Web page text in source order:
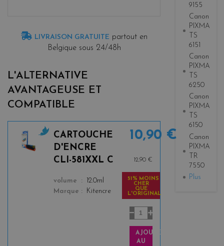
LIVRAISON GRATUITE partout en
Belgique sous 24/48h
L'ALTERNATIVE
AVANTAGEUSE ET
COMPATIBLE
CARTOUCHE
D'ENCRE
CLI-581XXL C
color
volume
12.0ml
Marque
Kitencre
10,90 €
12,90 €
51% MOINS
CHER
QUE
L'ORIGINAL
AJOUTER
AU
9155
Canon
PIXMA
TS
6151
Canon
PIXMA
TS
6250
Canon
PIXMA
TS
6150
Canon
PIXMA
TR
7550
Plus